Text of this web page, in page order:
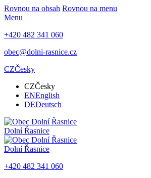
Rovnou na obsah Rovnou na menu
Menu
+420 482 341 060
obec@dolni-rasnice.cz
CZČesky
CZČesky
ENEnglish
DEDeutsch
Dolní Řasnice
Dolní Řasnice
+420 482 341 060